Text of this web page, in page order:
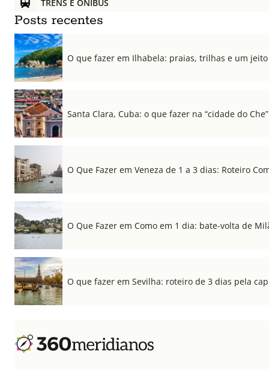
TRENS E ÔNIBUS
Posts recentes
O que fazer em Ilhabela: praias, trilhas e um
Santa Clara, Cuba: o que fazer na “cidade do Che”
O Que Fazer em Veneza de 1 a 3 dias: Roteiro
O Que Fazer em Como em 1 dia: bate-volta de
O que fazer em Sevilha: roteiro de 3 dias pela